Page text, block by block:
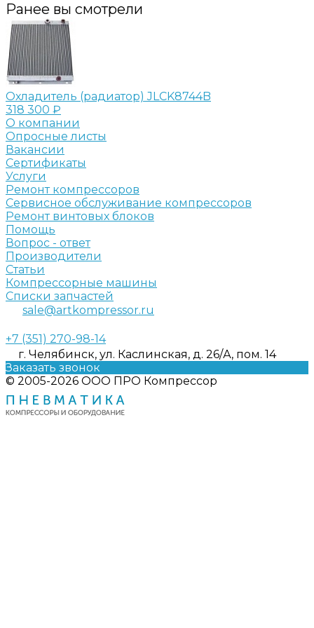
Ранее вы смотрели
Охладитель (радиатор) JLCK8744B
318 300 ₽
О компании
Опросные листы
Вакансии
Сертификаты
Услуги
Ремонт компрессоров
Сервисное обслуживание компрессоров
Ремонт винтовых блоков
Помощь
Вопрос - ответ
Производители
Статьи
Компрессорные машины
Списки запчастей
sale@artkompressor.ru
+7 (351) 270-98-14
г. Челябинск, ул. Каслинская, д. 26/А, пом. 14
Заказать звонок
© 2005-2026 ООО ПРО Компрессор